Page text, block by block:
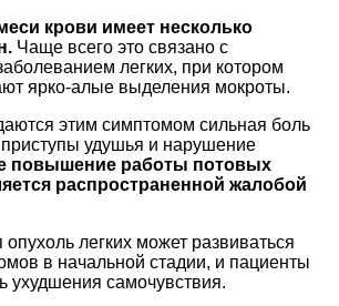
крови имеет несколько
Чаще всего это связано с
легких, при котором
ярко-алые выделения мокроты.
этим симптомом сильная боль
удушья и нарушение
повышение работы потовых
распространенной жалобой
легких может развиваться
в начальной стадии, и пациенты
ухудшения самочувствия.